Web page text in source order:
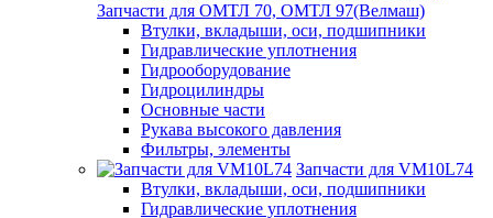
Запчасти для ОМТЛ 70, ОМТЛ 97(Велмаш)
Втулки, вкладыши, оси, подшипники
Гидравлические уплотнения
Гидрооборудование
Гидроцилиндры
Основные части
Рукава высокого давления
Фильтры, элементы
Запчасти для VM10L74
Втулки, вкладыши, оси, подшипники
Гидравлические уплотнения